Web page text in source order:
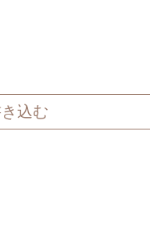
込む